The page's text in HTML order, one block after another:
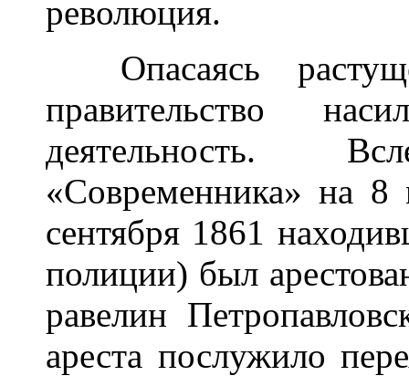
революция.
Опасаясь
правительство
деятельность.
«Современника» на
сентября 1861
полиции) был
равелин
ареста послужило